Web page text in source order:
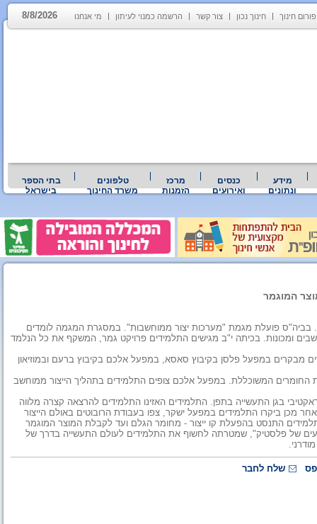
פורום חינוך חינוך נכון צור קשר הרשמה כמנוי לעיתון מי אנחנו 8/8/2026
מידע
ונתונים
כנסים
ואירועים
מרכז
הזמנות
טלפונים
משרד החינוך
בתי הספר
בישראל
המוגמר
בביה"ס פועלת מגמת "מערכות יצור ממוחשבות". במסגרת המגמה לומדים
ומכונות. בכיתה י"ב מגישים התלמידים פרויקט גמר, המשקף את כל הנלמד
מבקרים במפעל פלסן בקיבוץ סאסא, במפעל אלכם בקיבוץ ברעם ובמוזיאון
המשוכללת. במפעל אלכם צופים התלמידים בתהליך הייצור ממוחשב
בגן התעשייה בתפן. התלמידים האזינו התלמידים להרצאה קצרה מלווה
מכן ביקרו התלמידים במפעל ישקר, צפו בעבודת הרובוטים באולם הייצור
התנסט בהפעלת קו ייצור - מחומר הגלם ועד לקבלת המוצר המוגמר
של פלסטיק", שמטרתה לחשוף את התלמידים לעולם התעשייה בדרך של
שלח לחבר